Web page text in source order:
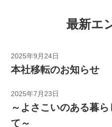
最新エ
2025年9月24日
本社移転のお知らせ
2025年7月23日
～よさこいのある暮ら
て～